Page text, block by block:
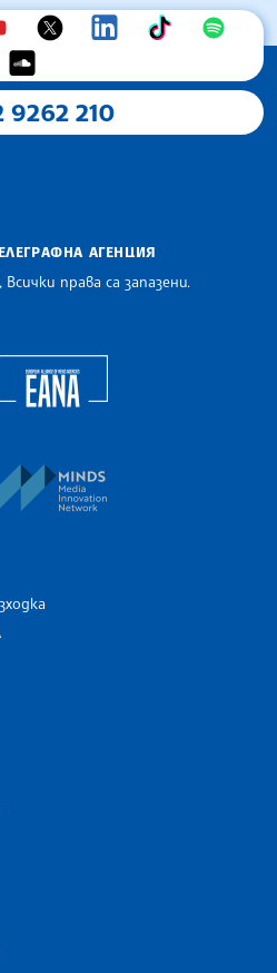
9262 210
АГЕНЦИЯ
права са запазени.
of the Balkan News Agencies
Newsroom